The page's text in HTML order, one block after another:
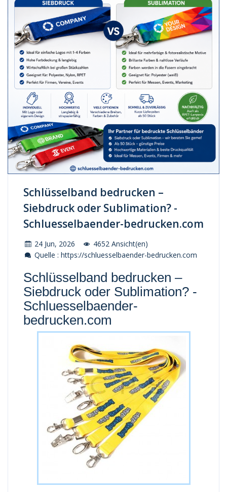
Schlüsselband bedrucken –
Siebdruck oder Sublimation? -
Schluesselbaender-bedrucken.com
24 Jun, 2026
4652 Ansicht(en)
Quelle : https://schluesselbaender-bedrucken.com
Schlüsselband bedrucken –
Siebdruck oder Sublimation? -
Schluesselbaender-
bedrucken.com